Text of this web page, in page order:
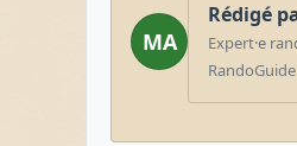
MA
Rédigé
Expert·e
RandoGuide